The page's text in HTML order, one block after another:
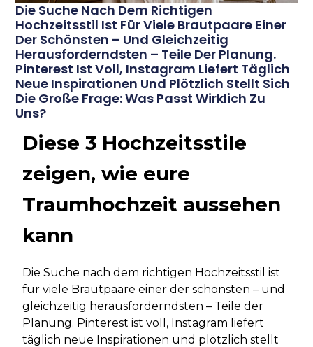
Die Suche Nach Dem Richtigen
Hochzeitsstil Ist Für Viele Brautpaare Einer
Der Schönsten – Und Gleichzeitig
Herausforderndsten – Teile Der Planung.
Pinterest Ist Voll, Instagram Liefert Täglich
Neue Inspirationen Und Plötzlich Stellt Sich
Die Große Frage: Was Passt Wirklich Zu
Uns?
Diese 3 Hochzeitsstile
zeigen, wie eure
Traumhochzeit aussehen
kann
Die Suche nach dem richtigen Hochzeitsstil ist
für viele Brautpaare einer der schönsten – und
gleichzeitig herausforderndsten – Teile der
Planung. Pinterest ist voll, Instagram liefert
täglich neue Inspirationen und plötzlich stellt